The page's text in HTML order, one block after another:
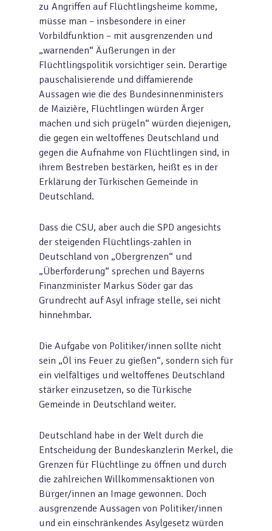
zu Angriffen auf Flüchtlingsheime komme,
müsse man – insbesondere in einer
Vorbildfunktion – mit ausgrenzenden und
„warnenden“ Äußerungen in der
Flüchtlingspolitik vorsichtiger sein. Derartige
pauschalisierende und diffamierende
Aussagen wie die des Bundesinnenministers
de Maizière, Flüchtlingen würden Ärger
machen und sich prügeln“ würden diejenigen,
die gegen ein weltoffenes Deutschland und
gegen die Aufnahme von Flüchtlingen sind, in
ihrem Bestreben bestärken, heißt es in der
Erklärung der Türkischen Gemeinde in
Deutschland.
Dass die CSU, aber auch die SPD angesichts
der steigenden Flüchtlings-zahlen in
Deutschland von „Obergrenzen“ und
„Überforderung“ sprechen und Bayerns
Finanzminister Markus Söder gar das
Grundrecht auf Asyl infrage stelle, sei nicht
hinnehmbar.
Die Aufgabe von Politiker/innen sollte nicht
sein „Öl ins Feuer zu gießen“, sondern sich für
ein vielfältiges und weltoffenes Deutschland
stärker einzusetzen, so die Türkische
Gemeinde in Deutschland weiter.
Deutschland habe in der Welt durch die
Entscheidung der Bundeskanzlerin Merkel, die
Grenzen für Flüchtlinge zu öffnen und durch
die zahlreichen Willkommensaktionen von
Bürger/innen an Image gewonnen. Doch
ausgrenzende Aussagen von Politiker/innen
und ein einschränkendes Asylgesetz würden